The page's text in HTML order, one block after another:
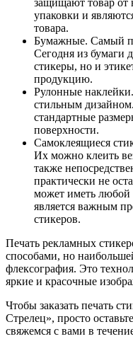
упаковки и
товара.
Бумажные. Самый
Сегодня из бумаги
стикеры, но и
продукцию.
Рулонные
стильным
стандартные
поверхности.
Самоклеящиеся
Их можно клеить
также
практически не
может иметь любой
является важным
стикеров.
Печать рекламных
способами, но
флексография. Это
яркие и красочные
Чтобы заказать печать
Стрелец», просто
свяжемся с вами в